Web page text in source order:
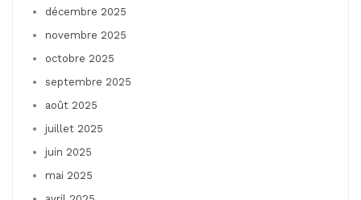
décembre 2025
novembre 2025
octobre 2025
septembre 2025
août 2025
juillet 2025
juin 2025
mai 2025